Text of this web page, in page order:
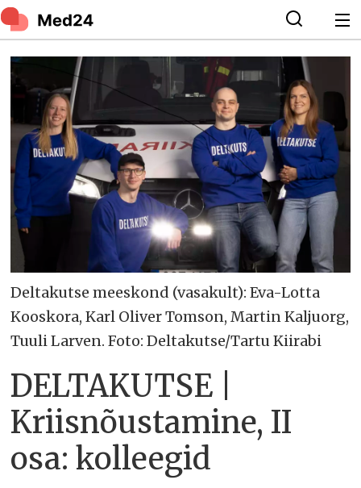
Deltakutse meeskond (vasakult): Eva-Lotta
Kooskora, Karl Oliver Tomson, Martin Kaljuorg,
Tuuli Larven. Foto: Deltakutse/Tartu Kiirabi
DELTAKUTSE |
Kriisnõustamine, II
osa: kolleegid